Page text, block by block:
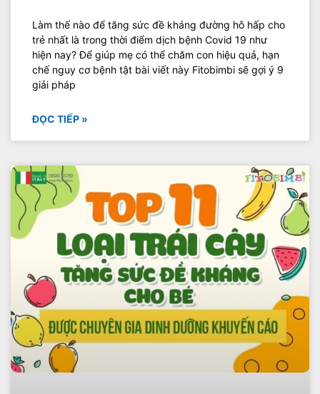
Làm thế nào để tăng sức đề kháng đường hô hấp cho
trẻ nhất là trong thời điểm dịch bệnh Covid 19 như
hiện nay? Để giúp mẹ có thể chăm con hiệu quả, hạn
chế nguy cơ bệnh tật bài viết này Fitobimbi sẽ gợi ý 9
giải pháp
ĐỌC TIẾP »